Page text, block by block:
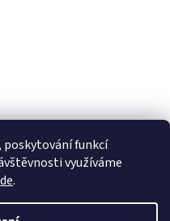
poskytování funkcí
využíváme
.